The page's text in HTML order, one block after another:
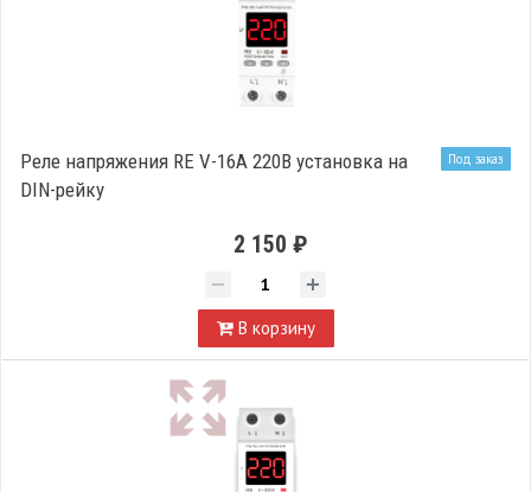
Под заказ
Реле напряжения RE V-16A 220В установка на
DIN-рейку
2 150 ₽
В корзину